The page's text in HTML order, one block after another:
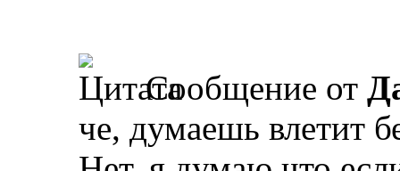
Сообщение от
че, думаешь влетит